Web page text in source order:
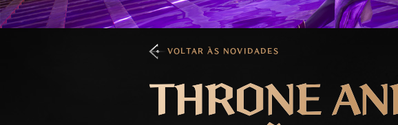
VOLTAR ÀS NOVIDADES
THRONE